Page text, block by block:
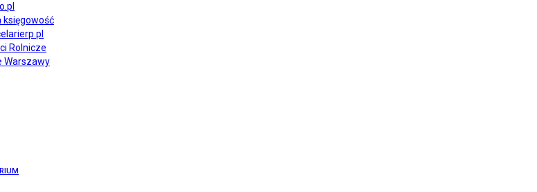
księgowość
Rolnicze
Warszawy